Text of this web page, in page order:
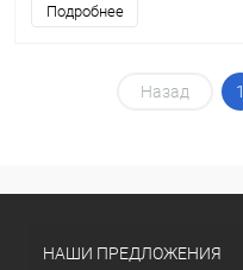
Подробнее
Назад 1
НАШИ ПРЕДЛОЖЕНИЯ